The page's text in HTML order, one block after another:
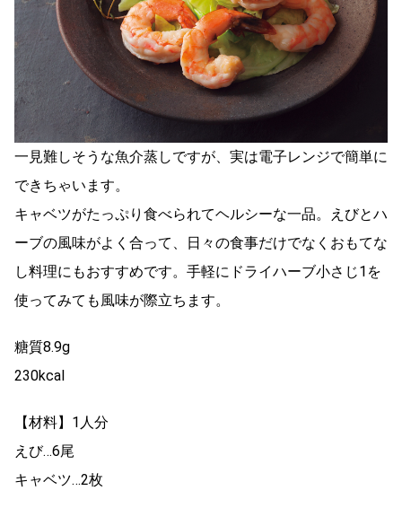
一見難しそうな魚介蒸しですが、実は電子レンジで簡単に
できちゃいます。
キャベツがたっぷり食べられてヘルシーな一品。えびとハ
ーブの風味がよく合って、日々の食事だけでなくおもてな
し料理にもおすすめです。手軽にドライハーブ小さじ1を
使ってみても風味が際立ちます。
糖質8.9g
230kcal
【材料】1人分
えび…6尾
キャベツ…2枚